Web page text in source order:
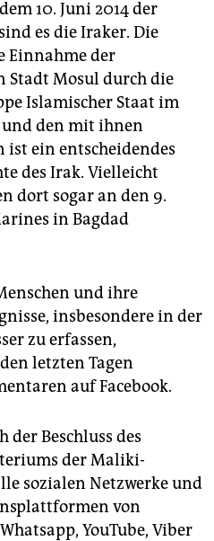
10. Juni 2014 der
es die Iraker. Die
Einnahme der
Stadt Mosul durch die
Islamischer Staat im
den mit ihnen
ein entscheidendes
des Irak. Vielleicht
dort sogar an den 9.
in Bagdad
und ihre
insbesondere in der
zu erfassen,
letzten Tagen
auf Facebook.
Beschluss des
der Maliki-
sozialen Netzwerke und
von
YouTube, Viber